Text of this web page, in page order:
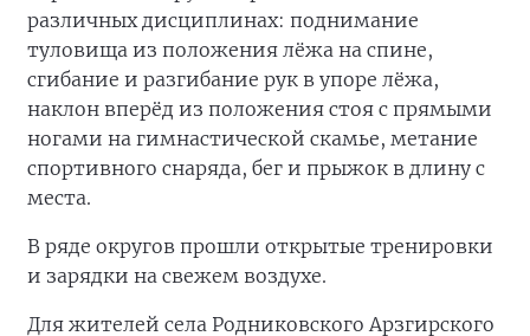
различных дисциплинах: поднимание
туловища из положения лёжа на спине,
сгибание и разгибание рук в упоре лёжа,
наклон вперёд из положения стоя с прямыми
ногами на гимнастической скамье, метание
спортивного снаряда, бег и прыжок в длину с
места.
В ряде округов прошли открытые тренировки
и зарядки на свежем воздухе.
Для жителей села Родниковского Арзгирского